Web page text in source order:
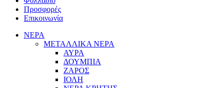
Προσφορές
Επικοινωνία
ΝΕΡΑ
ΜΕΤΑΛΛΙΚΑ ΝΕΡΑ
ΑΥΡΑ
ΔΟΥΜΠΙΑ
ΖΑΡΟΣ
ΙΟΛΗ